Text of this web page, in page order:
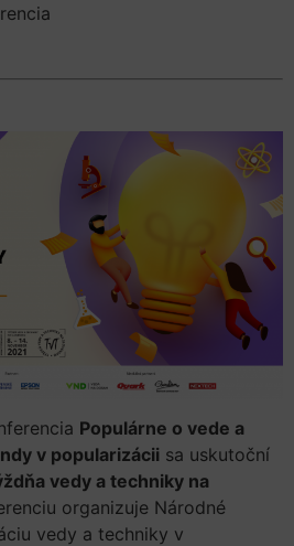
Populárne o vede a
v popularizácii sa uskutoční
vedy a techniky na
organizuje Národné
vedy a techniky v